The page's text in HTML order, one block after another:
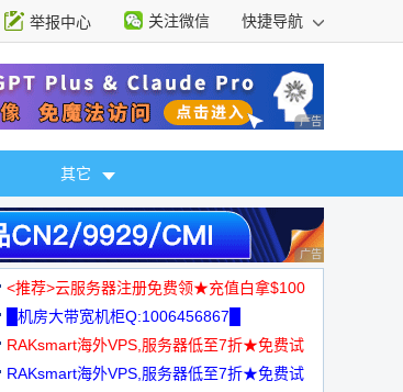
举报中心 关注微信 快捷导航
广告 商业广告，理
其它
广告 商业广告，理
<推荐>云服务器注册免费领★充值白拿$100
█机房大带宽机柜Q:1006456867█
RAKsmart海外VPS,服务器低至7折★免费试
用★
RAKsmart海外VPS,服务器低至7折★免费试